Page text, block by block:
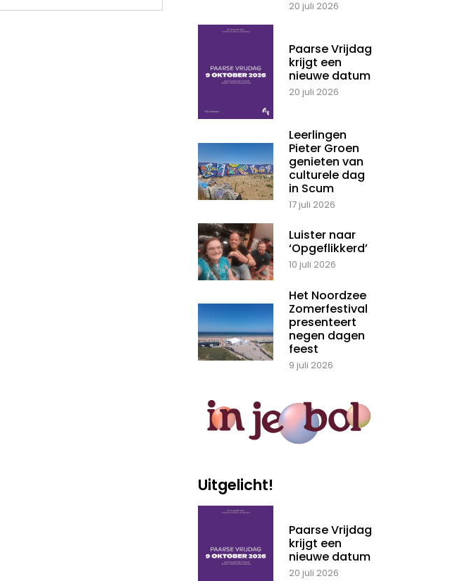
20 juli 2026
Paarse Vrijdag
krijgt een
nieuwe datum
20 juli 2026
Leerlingen
Pieter Groen
genieten van
culturele dag
in Scum
17 juli 2026
Luister naar
‘Opgeflikkerd’
10 juli 2026
Het Noordzee
Zomerfestival
presenteert
negen dagen
feest
9 juli 2026
Uitgelicht!
Paarse Vrijdag
krijgt een
nieuwe datum
20 juli 2026